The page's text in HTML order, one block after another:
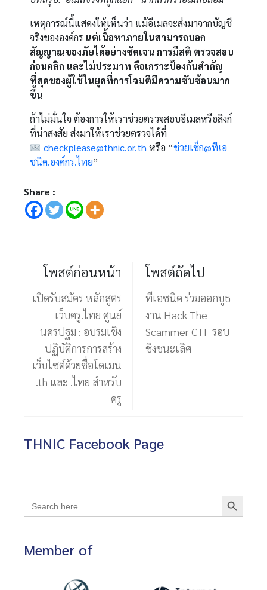
เหตุการณ์นี้แสดงให้เห็นว่า แม้อีเมลจะส่งมาจากบัญชี
จริงขององค์กร แต่เนื้อหาภายในสามารถบอก
สัญญาณของภัยได้อย่างชัดเจน การมีสติ ตรวจสอบ
ก่อนคลิก และไม่ประมาท คือเกราะป้องกันสำคัญ
ที่สุดของผู้ใช้ในยุคที่การโจมตีมีความซับซ้อนมาก
ขึ้น
ถ้าไม่มั่นใจ ต้องการให้เราช่วยตรวจสอบอีเมลหรือลิงก์
ที่น่าสงสัย ส่งมาให้เราช่วยตรวจได้ที่
checkplease@thnic.or.th หรือ “ช่วยเช็ก@ทีเอ
ชนิค.องค์กร.ไทย”
Share :
โพสต์ก่อนหน้า
เปิดรับสมัคร หลักสูตร
เว็บครู.ไทย ศูนย์
นครปฐม : อบรมเชิง
ปฏิบัติการการสร้าง
เว็บไซต์ด้วยชื่อโดเมน
.th และ .ไทย สำหรับ
ครู
โพสต์ถัดไป
ทีเอชนิค ร่วมออกบูธ
งาน Hack The
Scammer CTF รอบ
ชิงชนะเลิศ
THNIC Facebook Page
Search
for:
Search Button
Member of